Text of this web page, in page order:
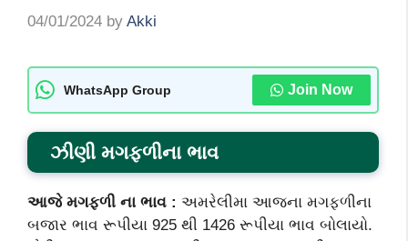
04/01/2024 by Akki
WhatsApp Group Join Now
ઝીણી મગફળીના ભાવ
આજે મગફળી ના ભાવ : અમરેલીમા આજના મગફળીના
બજાર ભાવ રૂપીયા 925 થી 1426 રૂપીયા ભાવ બોલાયો.